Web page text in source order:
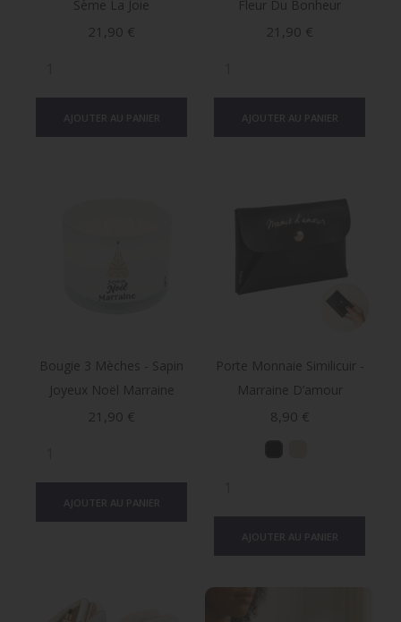
Sème La Joie
Prix
21,90 €
Fleur Du Bonheur
Prix
21,90 €
Bougie 3 Mèches - Sapin
Joyeux Noël Marraine
Prix
21,90 €
Porte Monnaie Similicuir -
Marraine D’amour
Prix
8,90 €